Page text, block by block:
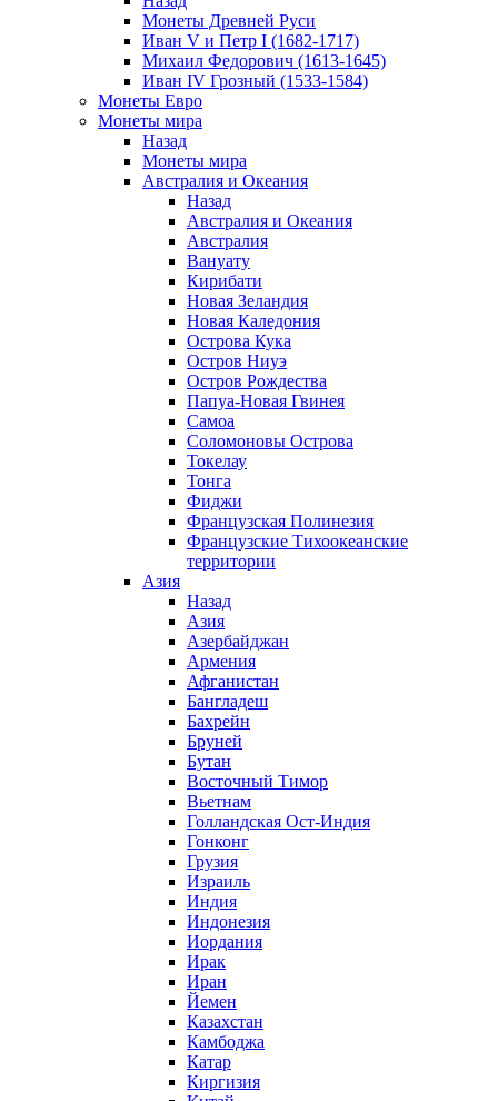
Монеты Древней Руси
Иван V и Петр I (1682-1717)
Михаил Федорович (1613-1645)
Иван IV Грозный (1533-1584)
Монеты Евро
Монеты мира
Назад
Монеты мира
Австралия и Океания
Назад
Австралия и Океания
Австралия
Вануату
Кирибати
Новая Зеландия
Новая Каледония
Острова Кука
Остров Ниуэ
Остров Рождества
Папуа-Новая Гвинея
Самоа
Соломоновы Острова
Токелау
Тонга
Фиджи
Французская Полинезия
Французские Тихоокеанские
территории
Азия
Назад
Азия
Азербайджан
Армения
Афганистан
Бангладеш
Бахрейн
Бруней
Бутан
Восточный Тимор
Вьетнам
Голландская Ост-Индия
Гонконг
Грузия
Израиль
Индия
Индонезия
Иордания
Ирак
Иран
Йемен
Казахстан
Камбоджа
Катар
Киргизия